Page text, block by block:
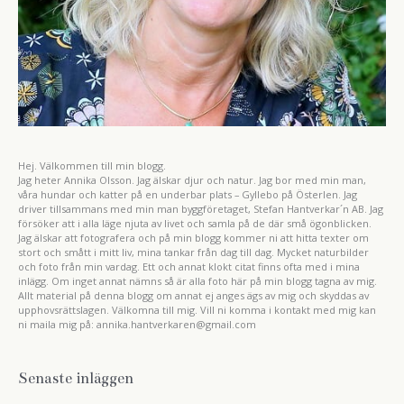
Hej. Välkommen till min blogg.
Jag heter Annika Olsson. Jag älskar djur och natur. Jag bor med min man,
våra hundar och katter på en underbar plats – Gyllebo på Österlen. Jag
driver tillsammans med min man byggföretaget, Stefan Hantverkar´n AB. Jag
försöker att i alla läge njuta av livet och samla på de där små ögonblicken.
Jag älskar att fotografera och på min blogg kommer ni att hitta texter om
stort och smått i mitt liv, mina tankar från dag till dag. Mycket naturbilder
och foto från min vardag. Ett och annat klokt citat finns ofta med i mina
inlägg. Om inget annat nämns så är alla foto här på min blogg tagna av mig.
Allt material på denna blogg om annat ej anges ägs av mig och skyddas av
upphovsrättslagen. Välkomna till mig. Vill ni komma i kontakt med mig kan
ni maila mig på: annika.hantverkaren@gmail.com
Senaste inläggen